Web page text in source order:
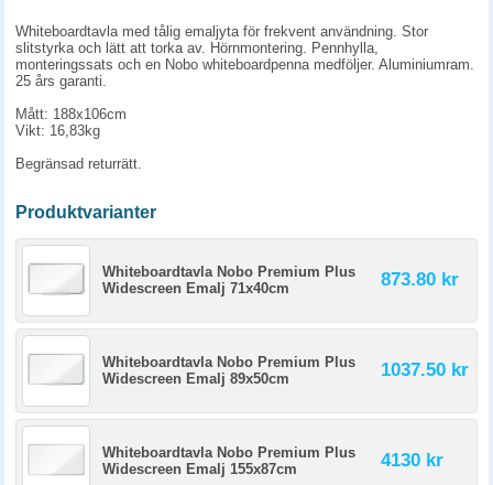
Whiteboardtavla med tålig emaljyta för frekvent användning. Stor
slitstyrka och lätt att torka av. Hörnmontering. Pennhylla,
monteringssats och en Nobo whiteboardpenna medföljer. Aluminiumram.
25 års garanti.
Mått: 188x106cm
Vikt: 16,83kg
Begränsad returrätt.
Produktvarianter
Whiteboardtavla Nobo Premium Plus
Widescreen Emalj 71x40cm
873.80 kr
Whiteboardtavla Nobo Premium Plus
Widescreen Emalj 89x50cm
1037.50 kr
Whiteboardtavla Nobo Premium Plus
Widescreen Emalj 155x87cm
4130 kr